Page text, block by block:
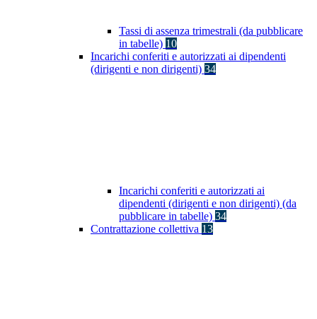
Tassi di assenza trimestrali (da pubblicare
in tabelle) 10
Incarichi conferiti e autorizzati ai dipendenti
(dirigenti e non dirigenti) 34
Incarichi conferiti e autorizzati ai
dipendenti (dirigenti e non dirigenti) (da
pubblicare in tabelle) 34
Contrattazione collettiva 13